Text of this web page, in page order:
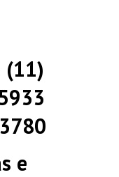
(11)
e